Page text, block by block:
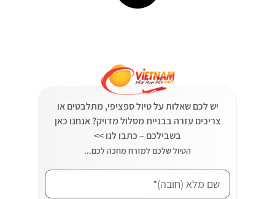
יש לכם שאלות על טיול ספציפי, מתלבטים או
צריכים עזרה בבניית מסלול מדויק? אנחנו כאן
בשבילכם – כתבו לנו >>
הטיול שלכם למזרח מחכה לכם...